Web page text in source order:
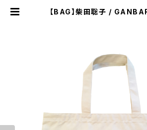
【BAG】柴田聡子 /